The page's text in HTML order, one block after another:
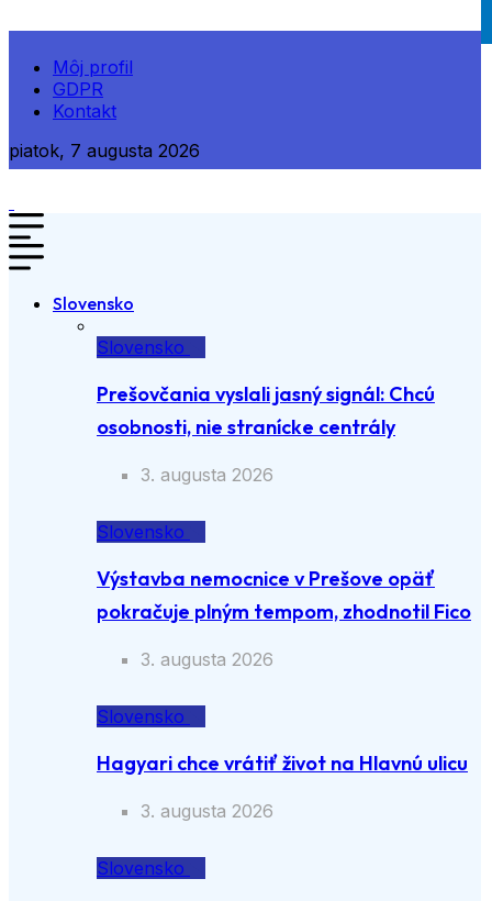
Môj profil
GDPR
Kontakt
piatok, 7 augusta 2026
Slovensko
Slovensko
Prešovčania vyslali jasný signál: Chcú
osobnosti, nie stranícke centrály
3. augusta 2026
Slovensko
Výstavba nemocnice v Prešove opäť
pokračuje plným tempom, zhodnotil Fico
3. augusta 2026
Slovensko
Hagyari chce vrátiť život na Hlavnú ulicu
3. augusta 2026
Slovensko